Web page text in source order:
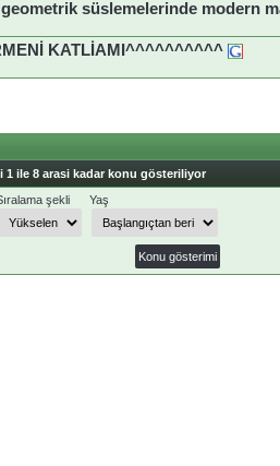
süslemelerinde modern
KATLİAMI^^^^^^^^^^
1 ile 8 arasi kadar konu gösteriliyor
şekli Yaş